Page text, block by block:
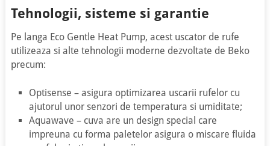
Tehnologii, sisteme si garantie
Pe langa Eco Gentle Heat Pump, acest uscator de rufe
utilizeaza si alte tehnologii moderne dezvoltate de Beko
precum:
Optisense – asigura optimizarea uscarii rufelor cu
ajutorul unor senzori de temperatura si umiditate;
Aquawave – cuva are un design special care
impreuna cu forma paletelor asigura o miscare fluida